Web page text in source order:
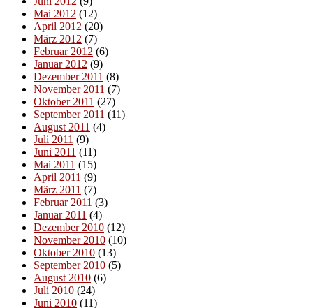
Mai 2012 (12)
April 2012 (20)
März 2012 (7)
Februar 2012 (6)
Januar 2012 (9)
Dezember 2011 (8)
November 2011 (7)
Oktober 2011 (27)
September 2011 (11)
August 2011 (4)
Juli 2011 (9)
Juni 2011 (11)
Mai 2011 (15)
April 2011 (9)
März 2011 (7)
Februar 2011 (3)
Januar 2011 (4)
Dezember 2010 (12)
November 2010 (10)
Oktober 2010 (13)
September 2010 (5)
August 2010 (6)
Juli 2010 (24)
Juni 2010 (11)